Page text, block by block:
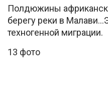
Полдюжины
берегу реки в
техногенной миграции.
13 фото